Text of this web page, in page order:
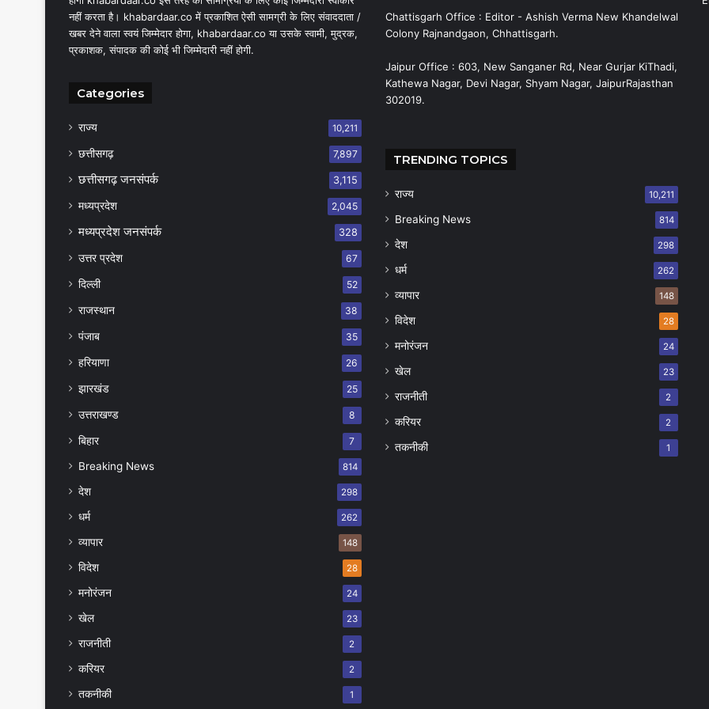
नहीं करता है। khabardaar.co में प्रकाशित ऐसी सामग्री के लिए संवाददाता /
खबर देने वाला स्वयं जिम्मेदार होगा, khabardaar.co या उसके स्वामी, मुद्रक,
प्रकाशक, संपादक की कोई भी जिम्मेदारी नहीं होगी.
Categories
राज्य 10,211
छत्तीसगढ़ 7,897
छत्तीसगढ़ जनसंपर्क 3,115
मध्यप्रदेश 2,045
मध्यप्रदेश जनसंपर्क 328
उत्तर प्रदेश 67
दिल्ली 52
राजस्थान 38
पंजाब 35
हरियाणा 26
झारखंड 25
उत्तराखण्ड 8
बिहार 7
Breaking News 814
देश 298
धर्म 262
व्यापार 148
विदेश 28
मनोरंजन 24
खेल 23
राजनीती 2
करियर 2
तकनीकी 1
Chattisgarh Office : Editor - Ashish Verma New Khandelwal
Colony Rajnandgaon, Chhattisgarh.
Jaipur Office : 603, New Sanganer Rd, Near Gurjar KiThadi,
Kathewa Nagar, Devi Nagar, Shyam Nagar, JaipurRajasthan
302019.
TRENDING TOPICS
राज्य 10,211
Breaking News 814
देश 298
धर्म 262
व्यापार 148
विदेश 28
मनोरंजन 24
खेल 23
राजनीती 2
करियर 2
तकनीकी 1